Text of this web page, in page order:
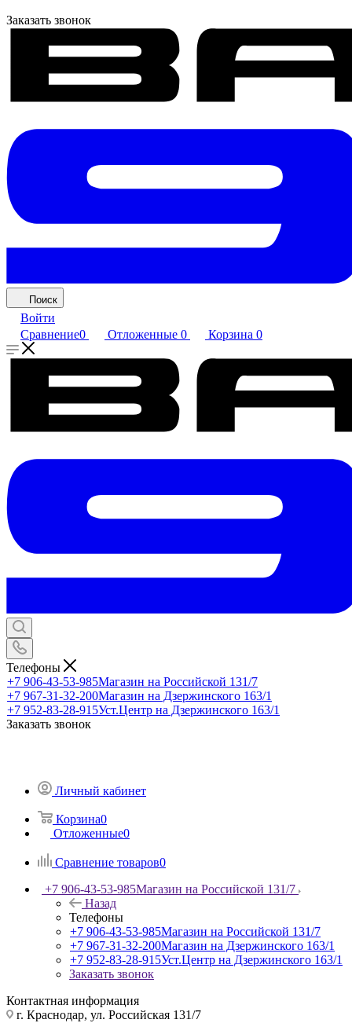
Заказать звонок
Поиск
Войти
Сравнение0 Отложенные 0 Корзина 0
Телефоны
+7 906-43-53-985Магазин на Российской 131/7
+7 967-31-32-200Магазин на Дзержинского 163/1
+7 952-83-28-915Уст.Центр на Дзержинского 163/1
Заказать звонок
Личный кабинет
Корзина0
Отложенные0
Сравнение товаров0
+7 906-43-53-985Магазин на Российской 131/7
Назад
Телефоны
+7 906-43-53-985Магазин на Российской 131/7
+7 967-31-32-200Магазин на Дзержинского 163/1
+7 952-83-28-915Уст.Центр на Дзержинского 163/1
Заказать звонок
Контактная информация
г. Краснодар, ул. Российская 131/7